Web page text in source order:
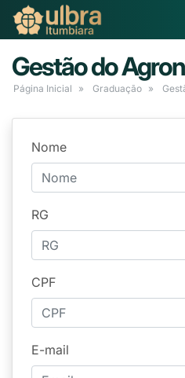
Gestão do
Página Inicial Graduação
Nome
RG
CPF
E-mail